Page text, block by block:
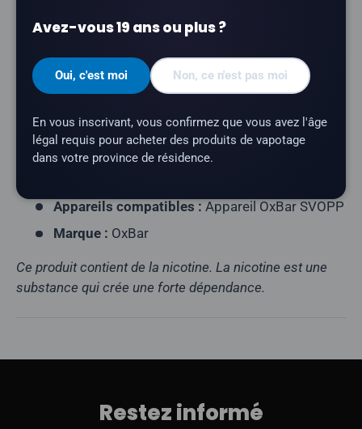
Contenu de l'emballage :1 capsule
Capacité en e-liquide :18 ml
Teneur en nicotine :20 mg/ml
Profil aromatique :Raisin, Glace
Appareils compatibles : Appareil OxBar SVOPP
Marque : OxBar
Ce produit contient de la nicotine. La nicotine est une
substance qui crée une forte dépendance.
Restez informé
Avez-vous 19 ans ou plus ?
Oui, c'est moi Non, ce n'est pas moi
En vous inscrivant, vous confirmez que vous avez l'âge
légal requis pour acheter des produits de vapotage
dans votre province de résidence.